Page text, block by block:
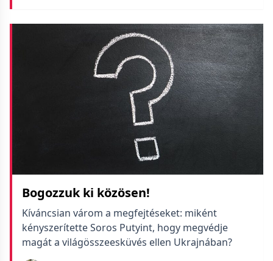
Bogozzuk ki közösen!
Kíváncsian várom a megfejtéseket: miként
kényszerítette Soros Putyint, hogy megvédje
magát a világösszeesküvés ellen Ukrajnában?